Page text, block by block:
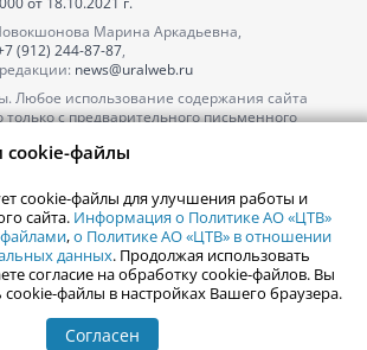
Марина Аркадьевна,
(912) 244-87-87,
news@uralweb.ru
Любое использование содержания сайта
с предварительного письменного
рекламы обращайтесь по тел.
информации в разделе «Афиша»
на использование сайта
отношении обработки персональных данных
cookie-файлы
cookie-файлы для улучшения работы и
сайта. Информация о Политике АО «ЦТВ»
файлами,о Политике АО «ЦТВ» в отношении
данных. Продолжая использовать
согласие на обработку cookie-файлов. Вы
файлы в настройках Вашего браузера.
Согласен